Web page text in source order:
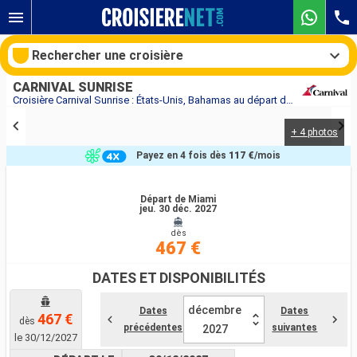
Croisière Carnival Sunrise : États-Unis, Bahamas au départ de Miami
CARNIVAL SUNRISE
+ 4 photos
Départ de Miami
jeu. 30 déc. 2027
dès
467 €
Payez en 4 fois dès 117 €/mois
DATES ET DISPONIBILITÉS
dès 467 €
le 30/12/2027
Dates
précédentes
décembre
2027
Dates
suivantes
Rechercher une croisière
Nos destinations
Compagnies
Rechercher